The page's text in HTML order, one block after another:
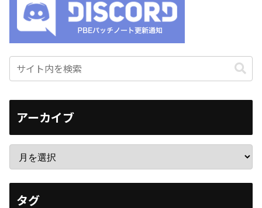
アーカイブ
タグ